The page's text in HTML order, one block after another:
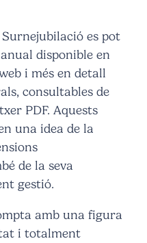
es pot
disponible en
i més en detall
consultables de
PDF. Aquests
una idea de la
de la seva
gestió.
amb una figura
i totalment